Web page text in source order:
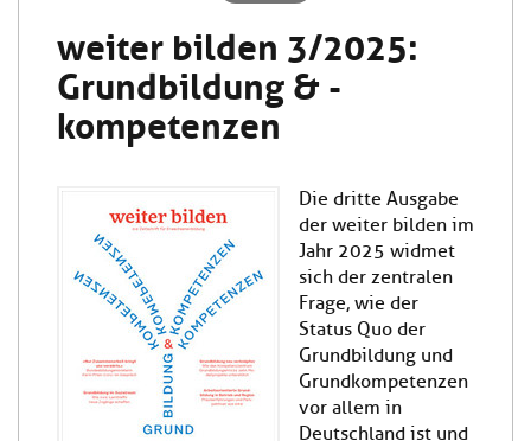
weiter bilden 3/2025:
Grundbildung & -
kompetenzen
Die dritte Ausgabe
der weiter bilden im
Jahr 2025 widmet
sich der zentralen
Frage, wie der
Status Quo der
Grundbildung und
Grundkompetenzen
vor allem in
Deutschland ist und